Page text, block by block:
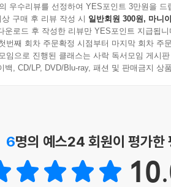
우수리뷰를 선정하여 YES포인트 3만원을 드
구매 후 리뷰 작성 시 일반회원 300원, 마니
운로드 후 작성한 리뷰만 YES포인트 지급됩니
번째 회차 주문확정 시점부터 마지막 회차 주
임으로 진행된 클래스는 사락 독서모임 게시
백, CD/LP, DVD/Blu-ray, 패션 및 판매금지 상
6명의 예스24 회원이 평가한